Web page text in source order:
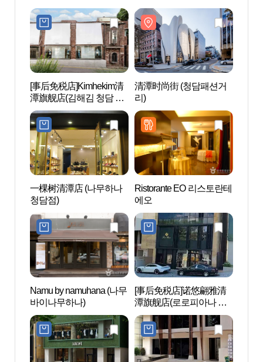
[事后免税店]Kimhekim清
潭旗舰店(김해김 청담 플
래그십)
清潭时尚街 (청담패션거
리)
一棵树清潭店 (나무하나
청담점)
Ristorante EO 리스토란테
에오
Namu by namuhana (나무
바이나무하나)
[事后免税店]诺悠翩雅清
潭旗舰店(로로피아나 청
담플래그십스토어)